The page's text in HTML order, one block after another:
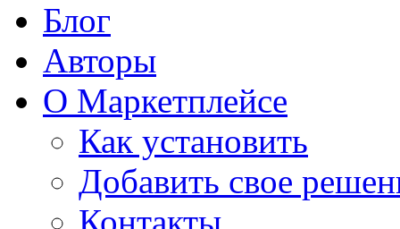
Блог
Авторы
О Маркетплейсе
Как установить
Добавить свое